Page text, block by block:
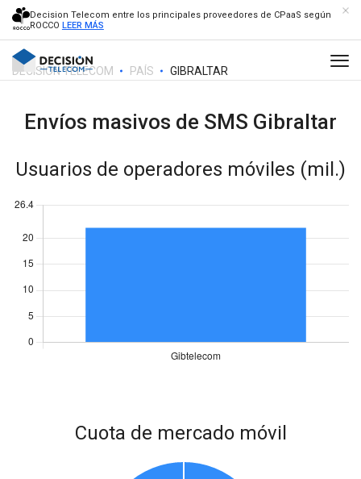
Decision Telecom entre los principales proveedores de CPaaS según
ROCCO LEER MÁS
DECISION TELECOM PAÍS GIBRALTAR
Envíos masivos de SMS Gibraltar
Usuarios de operadores móviles (mil.)
Cuota de mercado móvil